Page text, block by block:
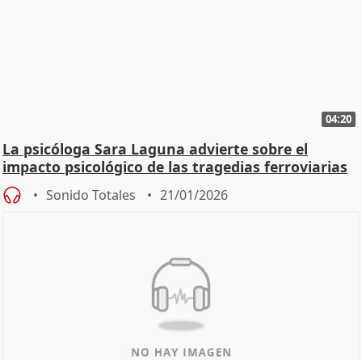
04:20
La psicóloga Sara Laguna advierte sobre el
impacto psicológico de las tragedias ferroviarias
Sonido Totales 21/01/2026